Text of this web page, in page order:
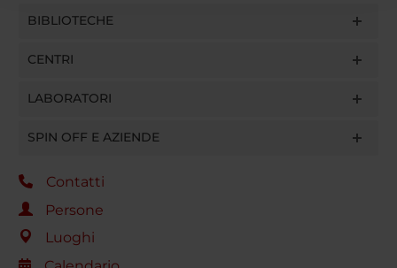
raccolto dal tuo utilizzo dei loro servizi.
BIBLIOTECHE
CENTRI
LABORATORI
SPIN OFF E AZIENDE
Contatti
Persone
Luoghi